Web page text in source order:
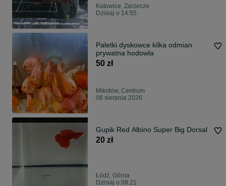
Katowice, Zarzecze
Dzisiaj o 14:55
Paletki dyskowce kilka odmian
prywatna hodowla
50 zł
Mikołów, Centrum
08 sierpnia 2026
Gupik Red Albino Super Big Dorsal
20 zł
Łódź, Górna
Dzisiaj o 08:21